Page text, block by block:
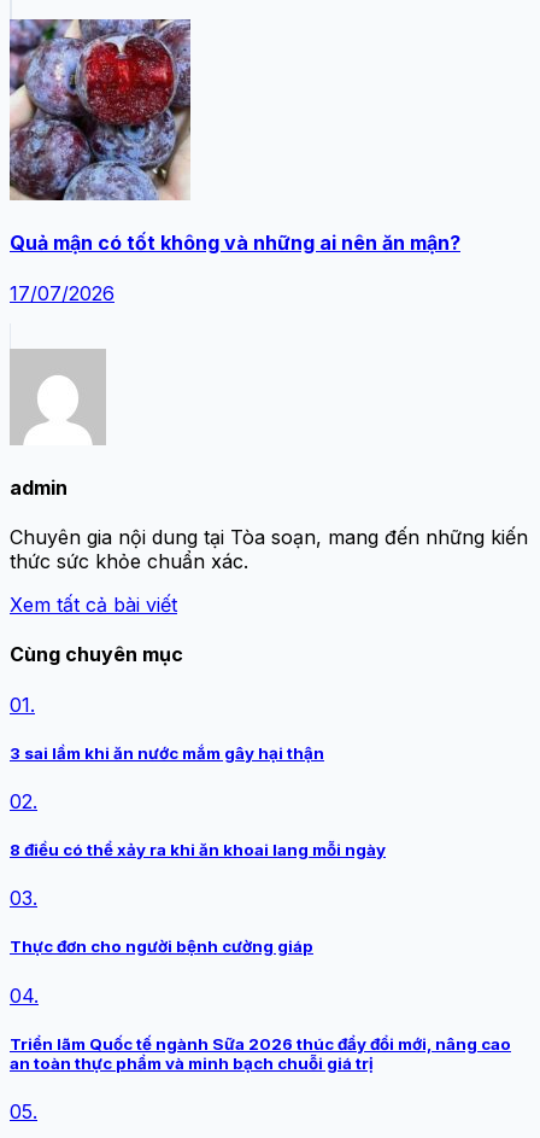
Quả mận có tốt không và những ai nên ăn mận?
17/07/2026
admin
Chuyên gia nội dung tại Tòa soạn, mang đến những kiến
thức sức khỏe chuẩn xác.
Xem tất cả bài viết
Cùng chuyên mục
01.
3 sai lầm khi ăn nước mắm gây hại thận
02.
8 điều có thể xảy ra khi ăn khoai lang mỗi ngày
03.
Thực đơn cho người bệnh cường giáp
04.
Triển lãm Quốc tế ngành Sữa 2026 thúc đẩy đổi mới, nâng cao
an toàn thực phẩm và minh bạch chuỗi giá trị
05.